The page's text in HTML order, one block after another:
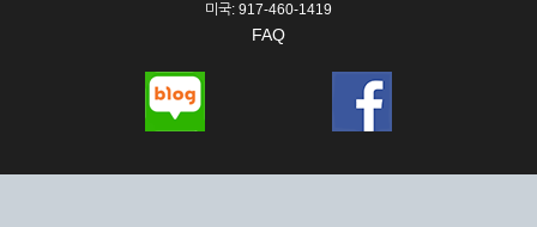
미국: 917-460-1419
FAQ